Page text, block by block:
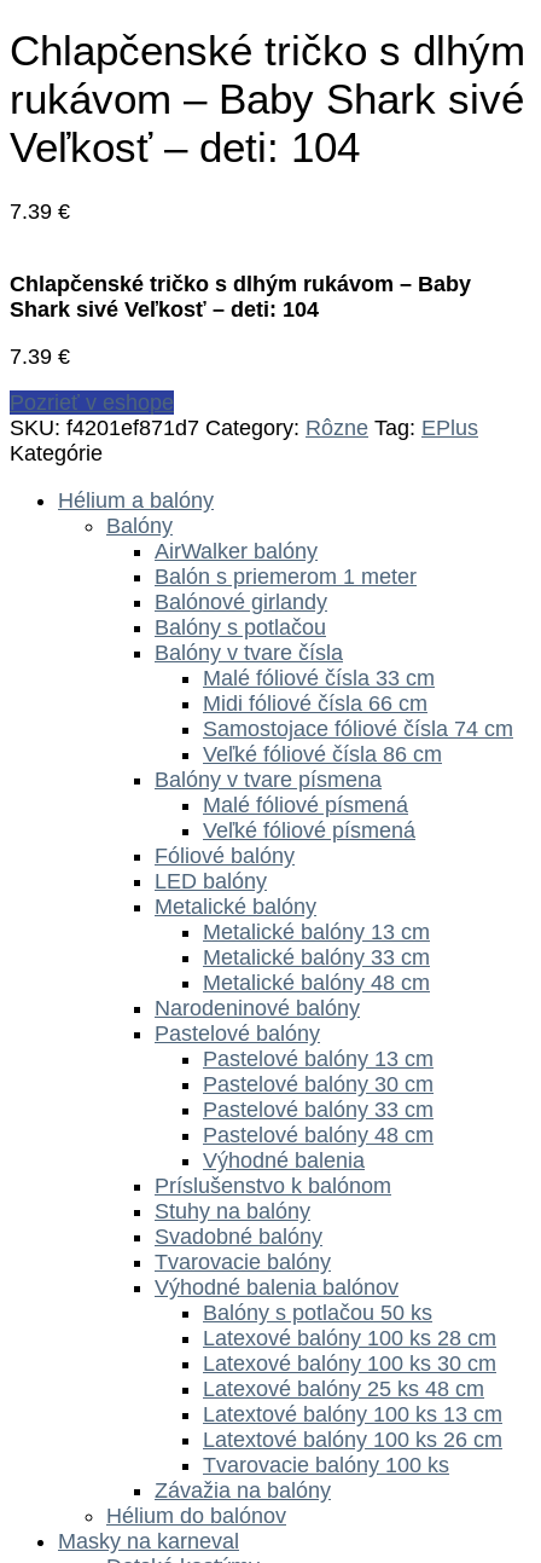
Chlapčenské tričko s dlhým
rukávom – Baby Shark sivé
Veľkosť – deti: 104
7.39 €
Chlapčenské tričko s dlhým rukávom – Baby
Shark sivé Veľkosť – deti: 104
7.39 €
Pozrieť v eshope
SKU: f4201ef871d7 Category: Rôzne Tag: EPlus
Kategórie
Hélium a balóny
Balóny
AirWalker balóny
Balón s priemerom 1 meter
Balónové girlandy
Balóny s potlačou
Balóny v tvare čísla
Malé fóliové čísla 33 cm
Midi fóliové čísla 66 cm
Samostojace fóliové čísla 74 cm
Veľké fóliové čísla 86 cm
Balóny v tvare písmena
Malé fóliové písmená
Veľké fóliové písmená
Fóliové balóny
LED balóny
Metalické balóny
Metalické balóny 13 cm
Metalické balóny 33 cm
Metalické balóny 48 cm
Narodeninové balóny
Pastelové balóny
Pastelové balóny 13 cm
Pastelové balóny 30 cm
Pastelové balóny 33 cm
Pastelové balóny 48 cm
Výhodné balenia
Príslušenstvo k balónom
Stuhy na balóny
Svadobné balóny
Tvarovacie balóny
Výhodné balenia balónov
Balóny s potlačou 50 ks
Latexové balóny 100 ks 28 cm
Latexové balóny 100 ks 30 cm
Latexové balóny 25 ks 48 cm
Latextové balóny 100 ks 13 cm
Latextové balóny 100 ks 26 cm
Tvarovacie balóny 100 ks
Závažia na balóny
Hélium do balónov
Masky na karneval